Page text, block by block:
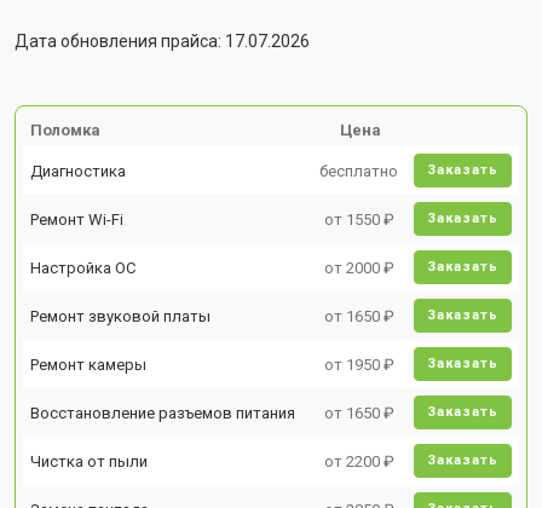
Дата обновления прайса: 17.07.2026
Поломка Цена
Диагностика бесплатно Заказать
Ремонт Wi-Fi от 1550 ₽ Заказать
Настройка ОС от 2000 ₽ Заказать
Ремонт звуковой платы от 1650 ₽ Заказать
Ремонт камеры от 1950 ₽ Заказать
Восстановление разъемов питания от 1650 ₽ Заказать
Чистка от пыли от 2200 ₽ Заказать